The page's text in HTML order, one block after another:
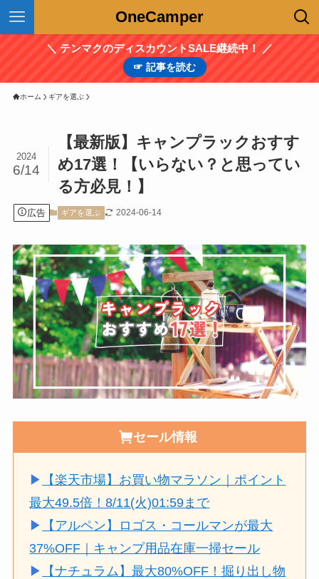
OneCamper
＼ テンマクのディスカウントSALE継続中！ ／
☞ 記事を読む
ホーム ギアを選ぶ
【最新版】キャンプラックおすす
め17選！【いらない？と思ってい
る方必見！】
2024
6/14
広告 ギアを選ぶ 2024-06-14
セール情報
▶
【楽天市場】お買い物マラソン｜ポイント
最大49.5倍！8/11(火)01:59まで
▶
【アルペン】ロゴス・コールマンが最大
37%OFF｜キャンプ用品在庫一掃セール
▶
【ナチュラム】最大80%OFF！掘り出し物